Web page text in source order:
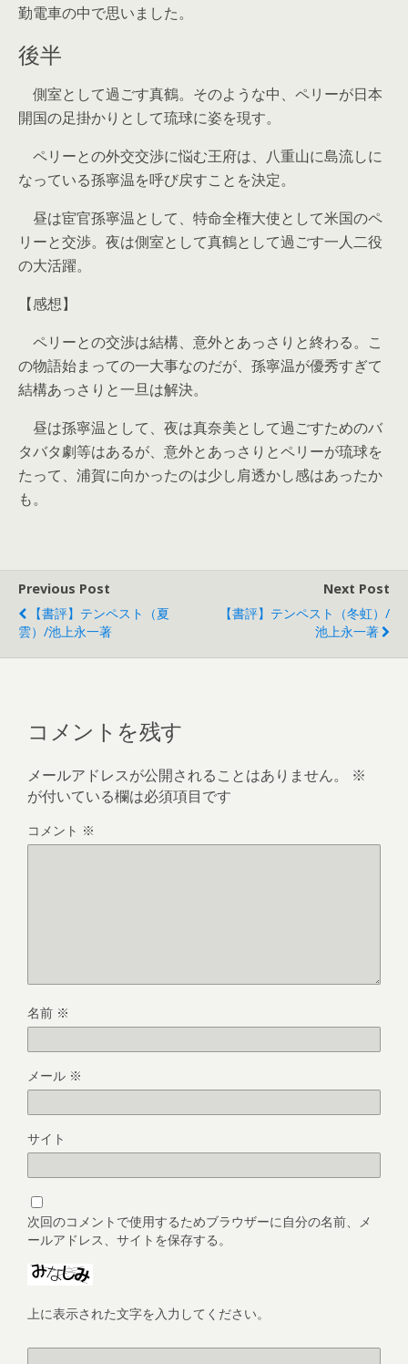
勤電車の中で思いました。
後半
側室として過ごす真鶴。そのような中、ペリーが日本
開国の足掛かりとして琉球に姿を現す。
ペリーとの外交交渉に悩む王府は、八重山に島流しに
なっている孫寧温を呼び戻すことを決定。
昼は宦官孫寧温として、特命全権大使として米国のペ
リーと交渉。夜は側室として真鶴として過ごす一人二役
の大活躍。
【感想】
ペリーとの交渉は結構、意外とあっさりと終わる。こ
の物語始まっての一大事なのだが、孫寧温が優秀すぎて
結構あっさりと一旦は解決。
昼は孫寧温として、夜は真奈美として過ごすためのバ
タバタ劇等はあるが、意外とあっさりとペリーが琉球を
たって、浦賀に向かったのは少し肩透かし感はあったか
も。
Previous Post
【書評】テンペスト（夏
雲）/池上永一著
Next Post
【書評】テンペスト（冬虹）/
池上永一著
コメントを残す
メールアドレスが公開されることはありません。
※
が付いている欄は必須項目です
コメント ※
名前 ※
メール ※
サイト
次回のコメントで使用するためブラウザーに自分の名前、メ
ールアドレス、サイトを保存する。
上に表示された文字を入力してください。